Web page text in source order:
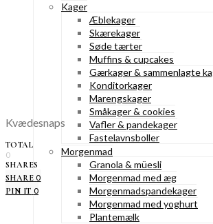
Kager
Æblekager
Skærekager
Søde tærter
Muffins & cupcakes
Gærkager & sammenlagte
Konditorkager
Marengskager
Småkager & cookies
Vafler & pandekager
Fastelavnsboller
Morgenmad
Granola & müesli
Morgenmad med æg
Morgenmadspandekager
Morgenmad med yoghurt
Plantemælk
Kvædesnaps
TOTAL
0
SHARES
SHARE 0
PIN IT 0